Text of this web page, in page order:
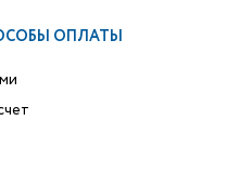
ОПЛАТЫ